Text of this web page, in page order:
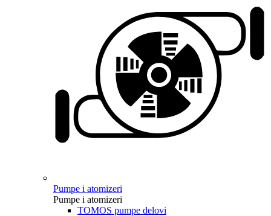
Pumpe i atomizeri
Pumpe i atomizeri
TOMOS pumpe delovi